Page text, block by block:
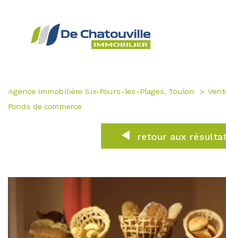
Agence Immobilière Six-Fours-les-Plages, Toulon
Fonds de commerce
retour aux